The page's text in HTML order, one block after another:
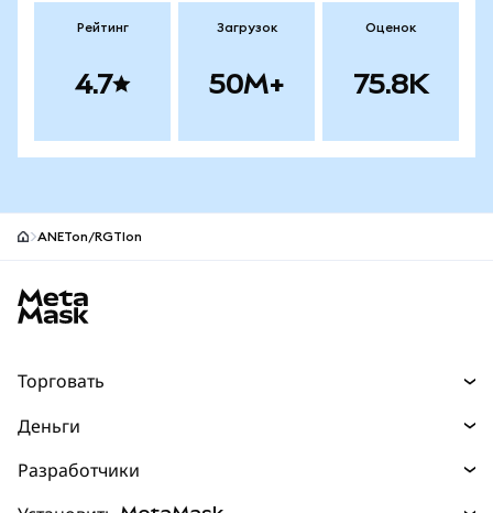
Рейтинг
4.7
Загрузок
50M+
Оценок
75.8K
ANETon/RGTIon
Торговать
Прогнозы
Деньги
Разработчики